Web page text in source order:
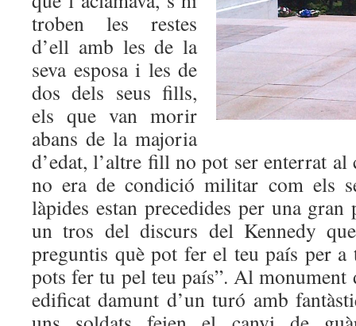
troben les restes
d’ell amb les de la
seva esposa i les de
dos dels seus fills,
els que van morir
abans de la majoria
d’edat, l’altre fill no pot ser enterrat al
no era de condició militar com els
làpides estan precedides per una
un tros del discurs del Kennedy
preguntis què pot fer el teu país per a
pots fer tu pel teu país”. Al monument
edificat damunt d’un turó amb